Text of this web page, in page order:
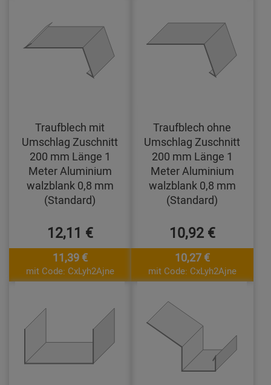
Traufblech mit
Umschlag Zuschnitt
200 mm Länge 1
Meter Aluminium
walzblank 0,8 mm
(Standard)
12,11 €
11,39 €
mit Code: CxLyh2Ajne
Traufblech ohne
Umschlag Zuschnitt
200 mm Länge 1
Meter Aluminium
walzblank 0,8 mm
(Standard)
10,92 €
10,27 €
mit Code: CxLyh2Ajne